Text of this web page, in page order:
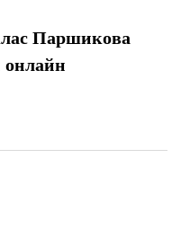
Паршикова
онлайн